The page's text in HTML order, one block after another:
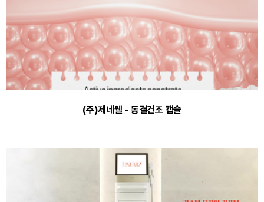
(주)제네웰 - 동결건조 캡슐